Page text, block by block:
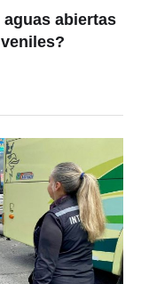
abiertas